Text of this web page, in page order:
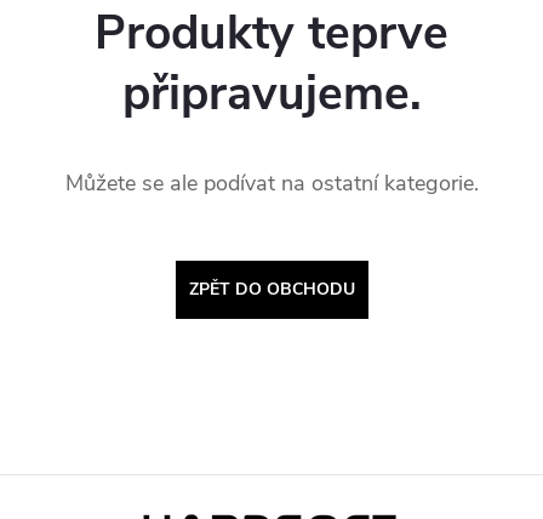
Produkty teprve
připravujeme.
Můžete se ale podívat na ostatní kategorie.
ZPĚT DO OBCHODU